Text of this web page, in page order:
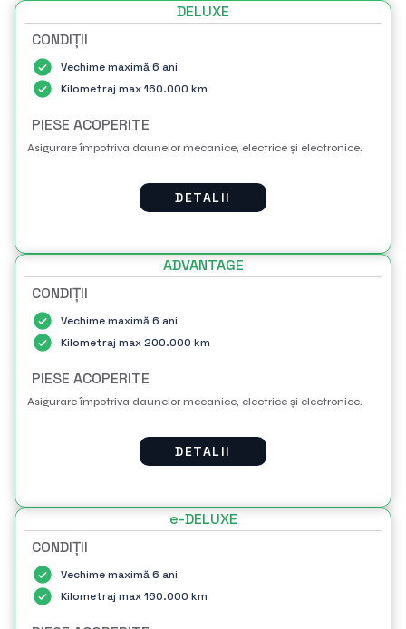
DELUXE
CONDIȚII
Vechime maximă 6 ani
Kilometraj max 160.000 km
PIESE ACOPERITE
Asigurare împotriva daunelor mecanice, electrice și electronice.
DETALII
ADVANTAGE
CONDIȚII
Vechime maximă 6 ani
Kilometraj max 200.000 km
PIESE ACOPERITE
Asigurare împotriva daunelor mecanice, electrice și electronice.
DETALII
e-DELUXE
CONDIȚII
Vechime maximă 6 ani
Kilometraj max 160.000 km